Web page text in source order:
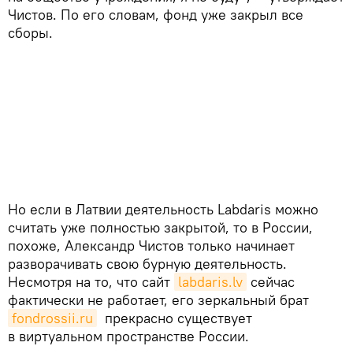
Чистов. По его словам, фонд уже закрыл все
сборы.
Но если в Латвии деятельность Labdaris можно
считать уже полностью закрытой, то в России,
похоже, Александр Чистов только начинает
разворачивать свою бурную деятельность.
Несмотря на то, что сайт labdaris.lv сейчас
фактически не работает, его зеркальный брат
fondrossii.ru
прекрасно существует
в виртуальном пространстве России.